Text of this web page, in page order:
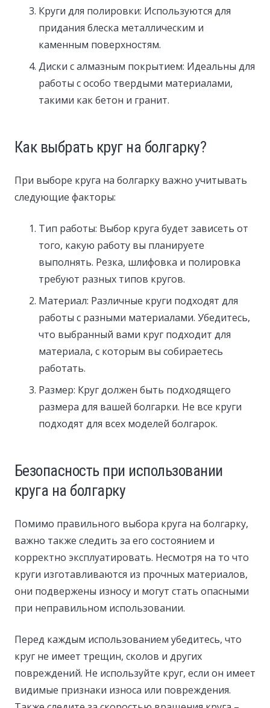
Круги для полировки: Используются для
придания блеска металлическим и
каменным поверхностям.
Диски с алмазным покрытием: Идеальны для
работы с особо твердыми материалами,
такими как бетон и гранит.
Как выбрать круг на болгарку?
При выборе круга на болгарку важно учитывать
следующие факторы:
Тип работы: Выбор круга будет зависеть от
того, какую работу вы планируете
выполнять. Резка, шлифовка и полировка
требуют разных типов кругов.
Материал: Различные круги подходят для
работы с разными материалами. Убедитесь,
что выбранный вами круг подходит для
материала, с которым вы собираетесь
работать.
Размер: Круг должен быть подходящего
размера для вашей болгарки. Не все круги
подходят для всех моделей болгарок.
Безопасность при использовании
круга на болгарку
Помимо правильного выбора круга на болгарку,
важно также следить за его состоянием и
корректно эксплуатировать. Несмотря на то что
круги изготавливаются из прочных материалов,
они подвержены износу и могут стать опасными
при неправильном использовании.
Перед каждым использованием убедитесь, что
круг не имеет трещин, сколов и других
повреждений. Не используйте круг, если он имеет
видимые признаки износа или повреждения.